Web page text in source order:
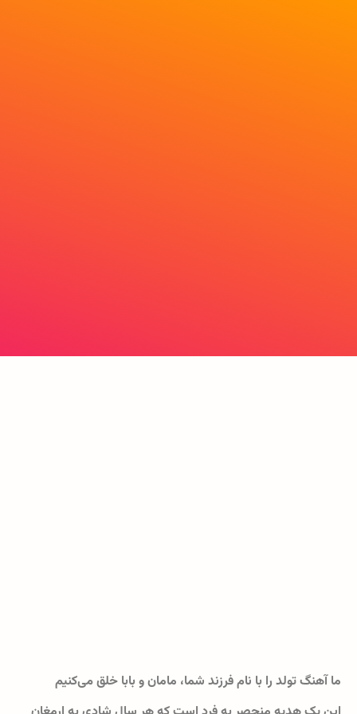
ما آهنگ تولد را با نام فرزند شما، مامان و بابا خلق می‌کنیم